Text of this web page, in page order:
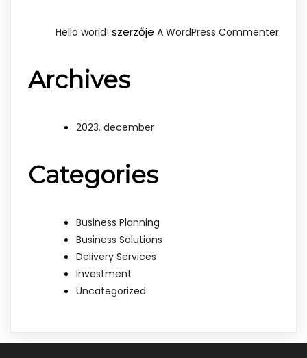
Hello world! szerzője A WordPress Commenter
Archives
2023. december
Categories
Business Planning
Business Solutions
Delivery Services
Investment
Uncategorized